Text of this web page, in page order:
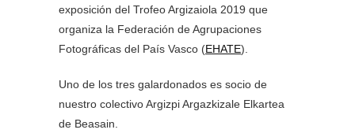
exposición del Trofeo Argizaiola 2019 que
organiza la Federación de Agrupaciones
Fotográficas del País Vasco (EHATE).
Uno de los tres galardonados es socio de
nuestro colectivo Argizpi Argazkizale Elkartea
de Beasain.